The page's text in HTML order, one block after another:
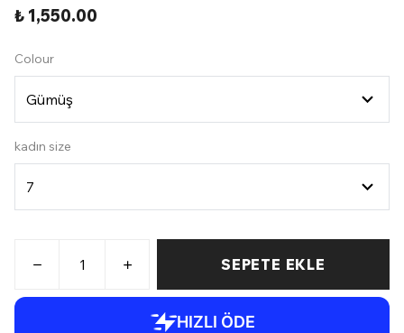
₺ 1,550.00
Colour
kadın size
SEPETE EKLE